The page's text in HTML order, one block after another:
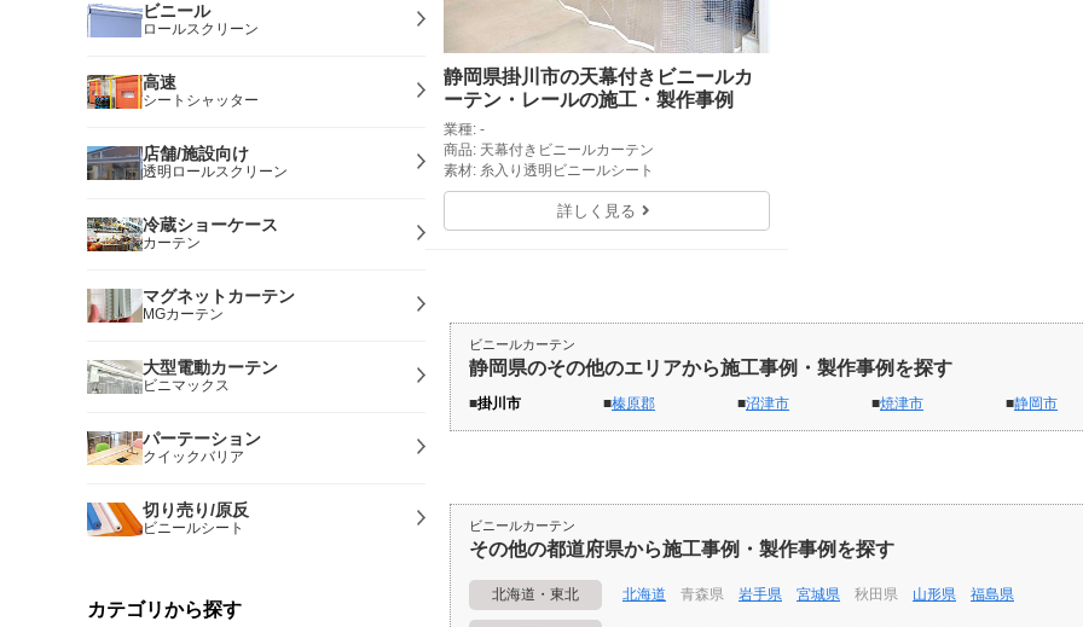
静岡県掛川市の天幕付きビニールカ
ーテン・レールの施工・製作事例
業種: -
商品: 天幕付きビニールカーテン
素材: 糸入り透明ビニールシート
詳しく見る
ビニールカーテン
静岡県のその他のエリアから施工事例・製作事例を探す
掛川市 榛原郡 沼津市 焼津市 静岡市
ビニールカーテン
その他の都道府県から施工事例・製作事例を探す
北海道・東北 北海道 青森県 岩手県 宮城県 秋田県 山形県 福島県
ビニール
ロールスクリーン
高速
シートシャッター
店舗/施設向け
透明ロールスクリーン
冷蔵ショーケース
カーテン
マグネットカーテン
MGカーテン
大型電動カーテン
ビニマックス
パーテーション
クイックバリア
切り売り/原反
ビニールシート
カテゴリから探す